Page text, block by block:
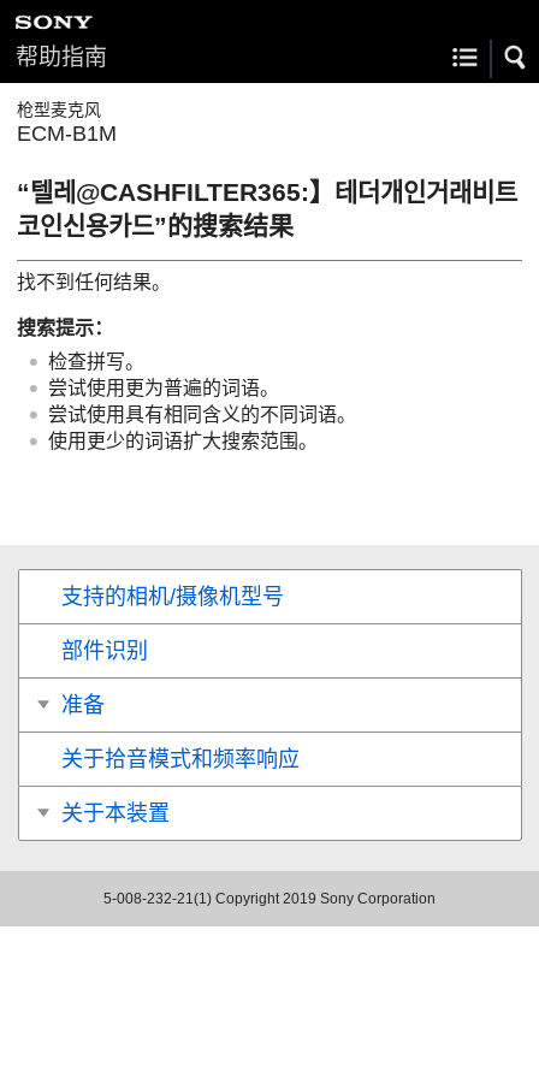
帮助指南
枪型麦克风
ECM-B1M
“텔레@CASHFILTER365:】테더개인거래비트
코인신용카드”的搜索结果
找不到任何结果。
搜索提示：
检查拼写。
尝试使用更为普遍的词语。
尝试使用具有相同含义的不同词语。
使用更少的词语扩大搜索范围。
支持的相机/摄像机型号
部件识别
准备
关于拾音模式和频率响应
关于本装置
5-008-232-21(1) Copyright 2019 Sony Corporation